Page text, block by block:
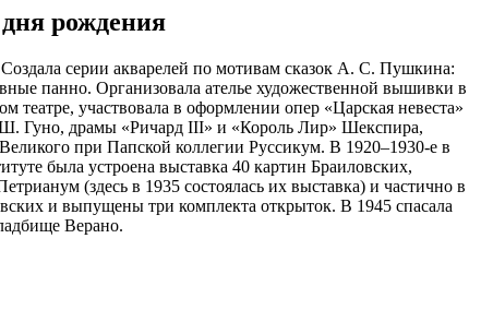
рождения
серии акварелей по мотивам сказок А. С. Пушкина:
панно. Организовала ателье художественной вышивки в
участвовала в оформлении опер «Царская невеста»
Гуно, драмы «Ричард III» и «Король Лир» Шекспира,
при Папской коллегии Руссикум. В 1920–1930-е в
была устроена выставка 40 картин Браиловских,
(здесь в 1935 состоялась их выставка) и частично в
и выпущены три комплекта открыток. В 1945 спасала
Верано.